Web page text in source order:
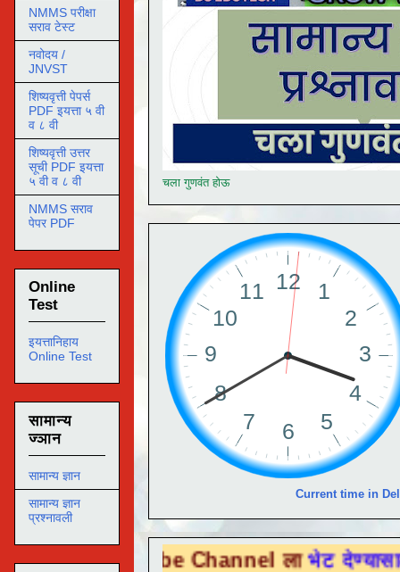
चला गुणवंत होऊ
Current time in
Tube Channel ला भेट देण्यासाठी येथे क्लिक
NMMS परीक्षा
सराव टेस्ट
नवोदय /
JNVST
शिष्यवृत्ती पेपर्स
PDF इयत्ता ५ वी
व ८ वी
शिष्यवृत्ती उत्तर
सूची PDF इयत्ता
५ वी व ८ वी
NMMS सराव
पेपर PDF
Online
Test
इयत्तानिहाय
Online Test
सामान्य
ज्ञान
सामान्य ज्ञान
सामान्य ज्ञान
प्रश्नावली